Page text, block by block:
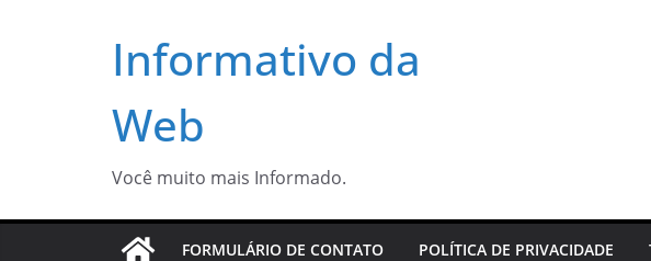
Informativo da
Web
Você muito mais Informado.
FORMULÁRIO DE CONTATO POLÍTICA DE PRIVACIDADE